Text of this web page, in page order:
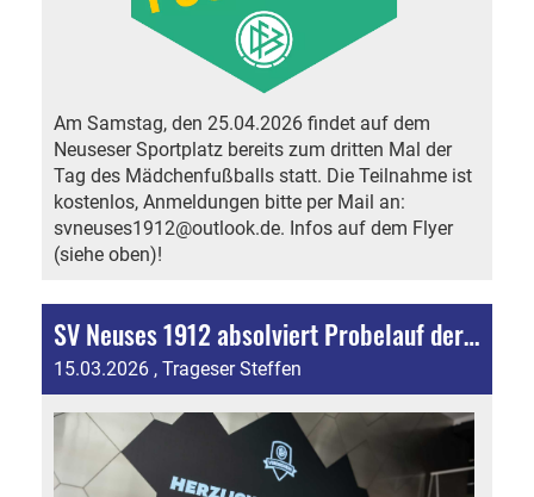
Am Samstag, den 25.04.2026 findet auf dem
Neuseser Sportplatz bereits zum dritten Mal der
Tag des Mädchenfußballs statt. Die Teilnahme ist
kostenlos, Anmeldungen bitte per Mail an:
svneuses1912@outlook.de. Infos auf dem Flyer
(siehe oben)!
SV Neuses 1912 absolviert Probelauf der DFB-Vereinszertifizierung
15.03.2026 , Trageser Steffen